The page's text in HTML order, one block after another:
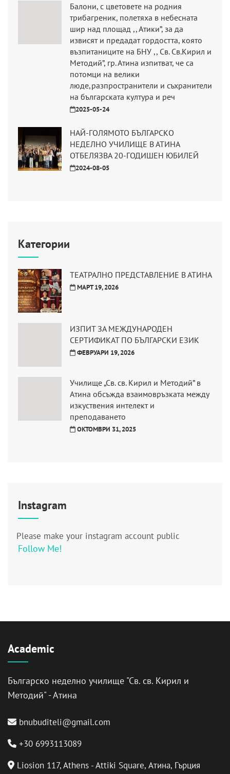
Балони, с цветовете на родния
трибагреник, полетяха в небесната
шир над площад ,, Атики”, за да
извисят и предадат гордостта, която
възпитаниците на БНУ ,, Св. Св.Кирил и
Методий”, гр. Атина изпитват, че са
потомци на велики
люде,разпространители и съхранители
на българската култура и реч
2025-05-24
НАЙ-ГОЛЯМОТО БЪЛГАРСКО
НЕДЕЛНО УЧИЛИЩЕ В АТИНА
ОТБЕЛЯЗВА 20-ГОДИШЕН ЮБИЛЕЙ
2024-08-05
Категории
ТЕАТРАЛНО ПРЕДСТАВЛЕНИЕ В АТИНА
МАРТ 19, 2026
ИЗПИТ ЗА МЕЖДУНАРОДЕН
СЕРТИФИКАТ ПО БЪЛГАРСКИ ЕЗИК
ФЕВРУАРИ 19, 2026
Училище „Св. св. Кирил и Методий” в
Атина обсъжда взаимовръзката между
изкуствения интелект и
преподаването
ОКТОМВРИ 31, 2025
Instagram
Please make your instagram account public
Follow Me!
Academic
Българско неделно училище "Св. св. Кирил и
Методий" - Атина
bnubuditeli@gmail.com
+30 6993113089
Liosion 117, Athens - Attiki Square, Атина, Гърция